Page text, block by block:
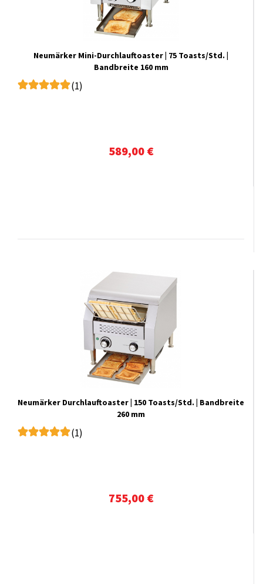
Neumärker Mini-Durchlauftoaster | 75 Toasts/Std. |
Bandbreite 160 mm
(1)
589,00 €
Neumärker Durchlauftoaster | 150 Toasts/Std. | Bandbreite
260 mm
(1)
755,00 €